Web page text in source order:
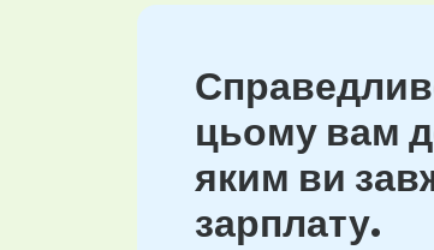
цьому вам
яким ви
зарплату.